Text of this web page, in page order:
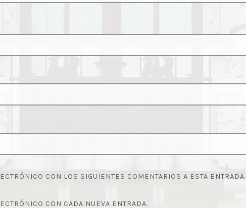
CON LOS SIGUIENTES COMENTARIOS A ESTA ENTRADA.
CON CADA NUEVA ENTRADA.